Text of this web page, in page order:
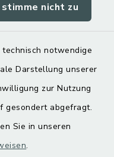
stimme nicht zu
notwendige
Darstellung unserer
zur Nutzung
gesondert abgefragt.
Sie in unseren
.